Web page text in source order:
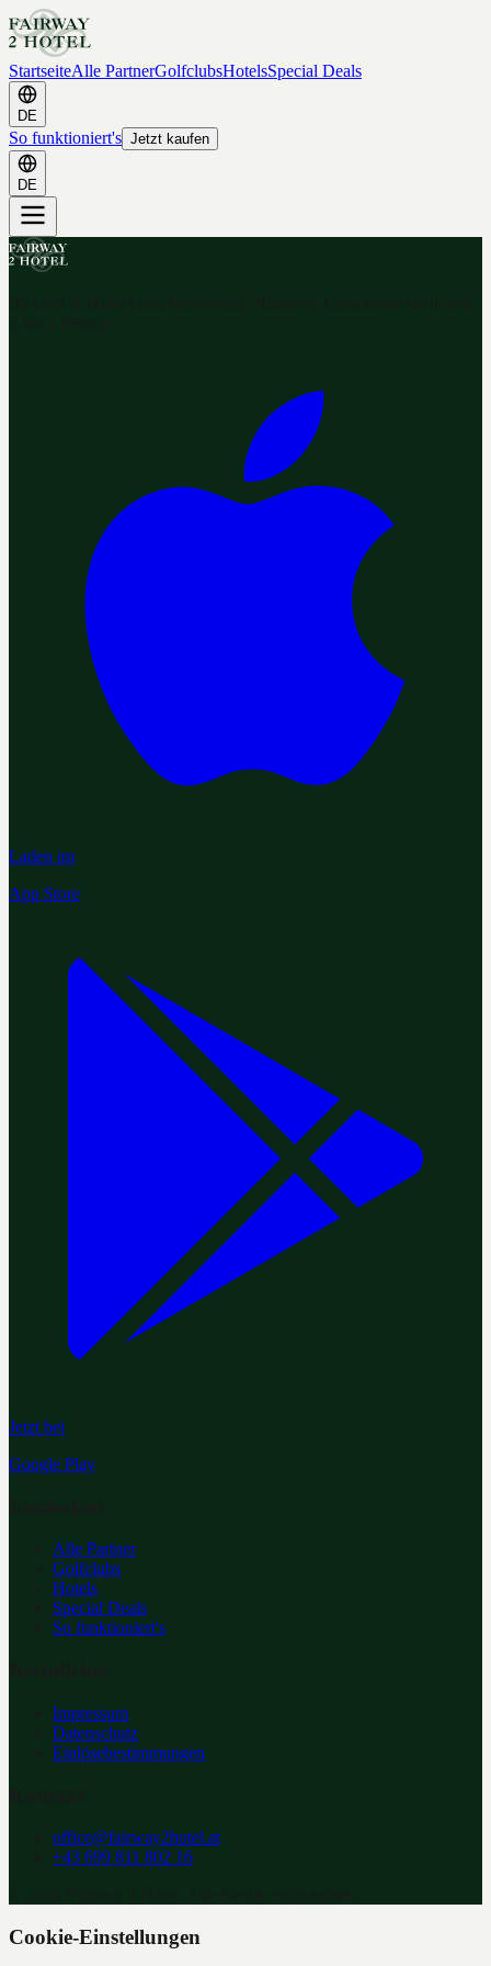
StartseiteAlle PartnerGolfclubsHotelsSpecial Deals
DE
So funktioniert's Jetzt kaufen
DE
Laden im
App Store
Jetzt bei
Google Play
Alle Partner
Golfclubs
Hotels
Special Deals
So funktioniert's
Impressum
Datenschutz
Einlösebestimmungen
office@fairway2hotel.at
+43 699 811 802 16
Cookie-Einstellungen